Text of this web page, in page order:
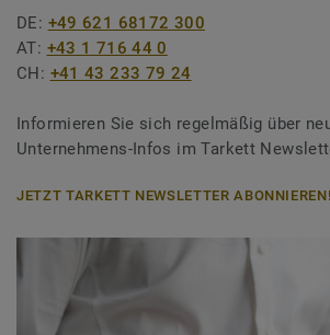
DE: +49 621 68172 300
AT: +43 1 716 44 0
CH: +41 43 233 79 24
Informieren Sie sich regelmäßig über
Unternehmens-Infos im Tarkett
JETZT TARKETT NEWSLETTER ABONNIEREN!